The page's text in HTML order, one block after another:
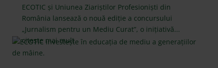
ECOTIC și Uniunea Ziariștilor Profesioniști din
România lansează o nouă ediție a concursului
„Jurnalism pentru un Mediu Curat”, o inițiativă...
citește mai mult